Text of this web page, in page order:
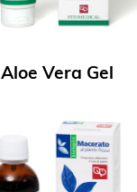
Aloe Vera Gel